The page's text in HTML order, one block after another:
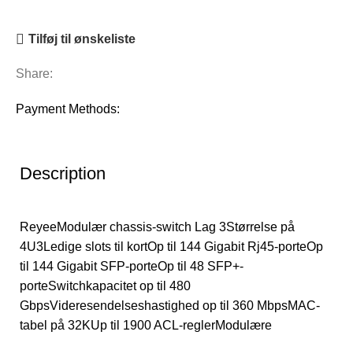
Tilføj til ønskeliste
Share:
Payment Methods:
Description
ReyeeModulær chassis-switch Lag 3Størrelse på
4U3Ledige slots til kortOp til 144 Gigabit Rj45-porteOp
til 144 Gigabit SFP-porteOp til 48 SFP+-
porteSwitchkapacitet op til 480
GbpsVideresendelseshastighed op til 360 MbpsMAC-
tabel på 32KUp til 1900 ACL-reglerModulære